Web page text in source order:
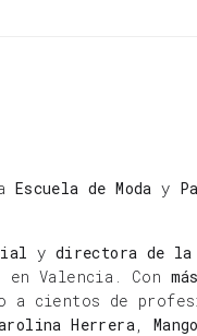
Escuela de Moda y
y directora de la
, en Valencia. Con
a cientos de
Herrera Mango